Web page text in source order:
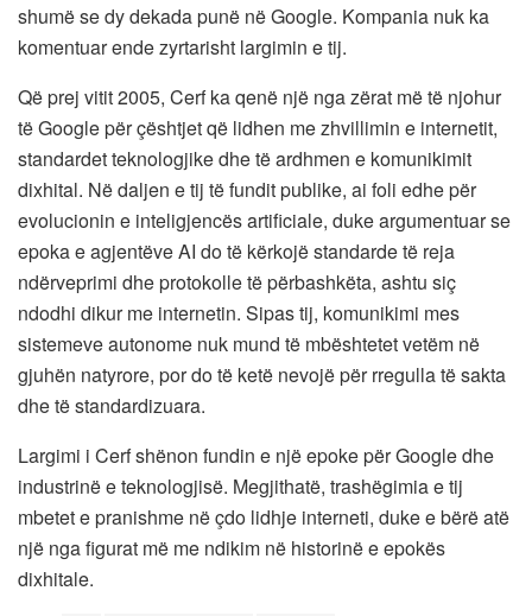
shumë se dy dekada punë në Google. Kompania nuk ka
komentuar ende zyrtarisht largimin e tij.
Që prej vitit 2005, Cerf ka qenë një nga zërat më të njohur
të Google për çështjet që lidhen me zhvillimin e internetit,
standardet teknologjike dhe të ardhmen e komunikimit
dixhital. Në daljen e tij të fundit publike, ai foli edhe për
evolucionin e inteligjencës artificiale, duke argumentuar se
epoka e agjentëve AI do të kërkojë standarde të reja
ndërveprimi dhe protokolle të përbashkëta, ashtu siç
ndodhi dikur me internetin. Sipas tij, komunikimi mes
sistemeve autonome nuk mund të mbështetet vetëm në
gjuhën natyrore, por do të ketë nevojë për rregulla të sakta
dhe të standardizuara.
Largimi i Cerf shënon fundin e një epoke për Google dhe
industrinë e teknologjisë. Megjithatë, trashëgimia e tij
mbetet e pranishme në çdo lidhje interneti, duke e bërë atë
një nga figurat më me ndikim në historinë e epokës
dixhitale.